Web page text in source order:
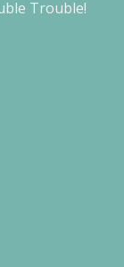
Trouble!